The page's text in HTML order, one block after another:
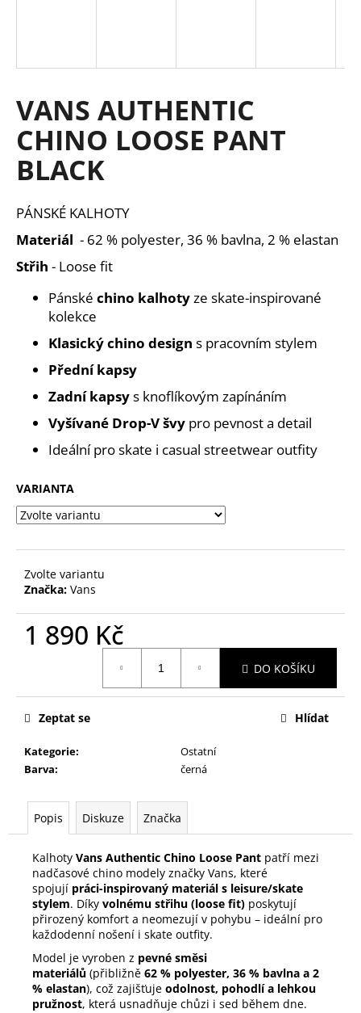
VANS AUTHENTIC
CHINO LOOSE PANT
BLACK
PÁNSKÉ KALHOTY
Materiál - 62 % polyester, 36 % bavlna, 2 % elastan
Střih - Loose fit
Pánské chino kalhotyze skate-inspirované
kolekce
Klasický chino design s pracovním stylem
Přední kapsy
Zadní kapsys knoflíkovým zapínáním
Vyšívané Drop-V švy pro pevnost a detail
Ideální pro skate i casual streetwear outfity
VARIANTA
Zvolte variantu
Značka: Vans
1 890 Kč
DO KOŠÍKU
Kategorie:
Ostatní
Barva: černá
Zeptat se Hlídat
Popis Diskuze Značka
Kalhoty Vans Authentic Chino Loose Pant patří mezi
nadčasové chino modely značky Vans, které
spojují práci-inspirovaný materiál s leisure/skate
stylem. Díky volnému střihu (loose fit) poskytují
přirozený komfort a neomezují v pohybu – ideální pro
každodenní nošení i skate outfity.
Model je vyroben z pevné směsi
materiálů (přibližně 62 % polyester, 36 % bavlna a 2
% elastan), což zajišťuje odolnost, pohodlí a lehkou
pružnost, která usnadňuje chůzi i sed během dne.
í
?
D
o